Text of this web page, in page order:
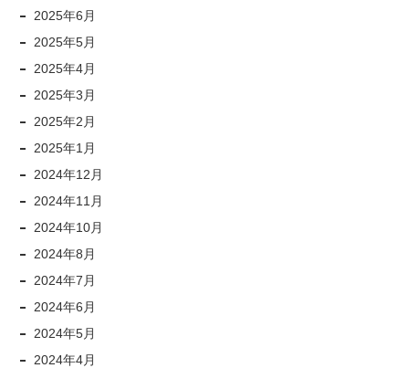
2025年6月
2025年5月
2025年4月
2025年3月
2025年2月
2025年1月
2024年12月
2024年11月
2024年10月
2024年8月
2024年7月
2024年6月
2024年5月
2024年4月